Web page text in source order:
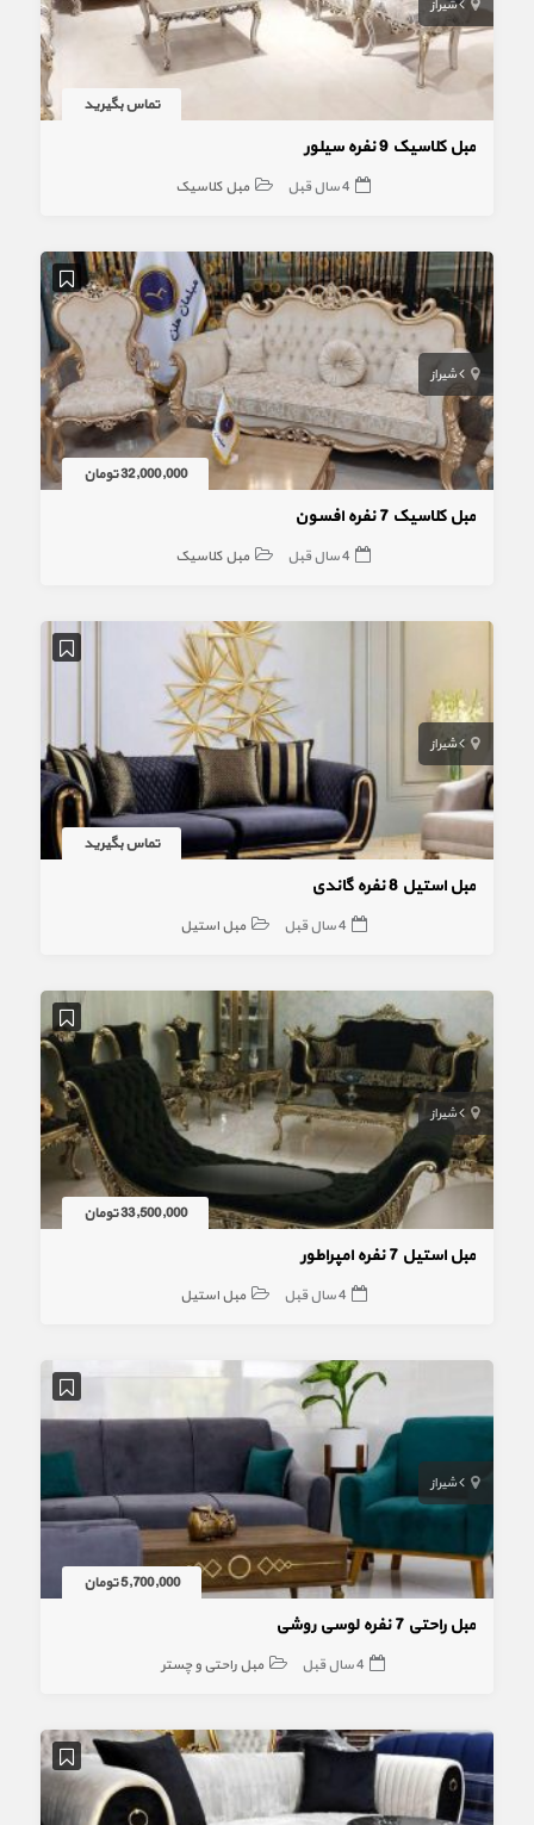
شیراز
تماس بگیرید
مبل کلاسیک 9 نفره سیلور
4 سال قبل مبل کلاسیک
شیراز
32,000,000 تومان
مبل کلاسیک 7 نفره افسون
4 سال قبل مبل کلاسیک
شیراز
تماس بگیرید
مبل استیل 8 نفره گاندی
4 سال قبل مبل استیل
شیراز
33,500,000 تومان
مبل استیل 7 نفره امپراطور
4 سال قبل مبل استیل
شیراز
5,700,000 تومان
مبل راحتی 7 نفره لوسی روشی
4 سال قبل مبل راحتی و چستر